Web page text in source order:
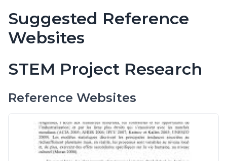
Suggested Reference
Websites
STEM Project Research
Reference Websites